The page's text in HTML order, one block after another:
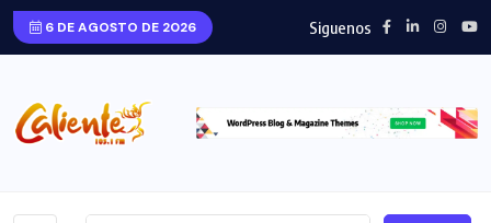
6 DE AGOSTO DE 2026 Siguenos